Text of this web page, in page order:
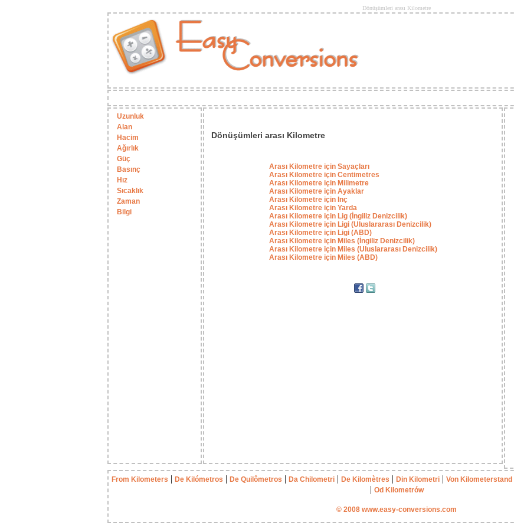
Dönüşümleri arası Kilometre
Uzunluk
Alan
Hacim
Ağırlık
Güç
Basınç
Hız
Sıcaklık
Zaman
Bilgi
Dönüşümleri arası Kilometre
Arası Kilometre için Sayaçları
Arası Kilometre için Centimetres
Arası Kilometre için Milimetre
Arası Kilometre için Ayaklar
Arası Kilometre için Inç
Arası Kilometre için Yarda
Arası Kilometre için Lig (İngiliz Denizcilik)
Arası Kilometre için Ligi (Uluslararası Denizcilik)
Arası Kilometre için Ligi (ABD)
Arası Kilometre için Miles (İngiliz Denizcilik)
Arası Kilometre için Miles (Uluslararası Denizcilik)
Arası Kilometre için Miles (ABD)
From Kilometers De Kilómetros De Quilômetros Da Chilometri| De Kilomètres Din Kilometri| Von Kilometerstand|
Od Kilometrów
© 2008 www.easy-conversions.com